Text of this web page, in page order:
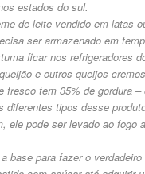
estados do sul.
de leite vendido em latas
ser armazenado em
ficar nos refrigeradores
e outros queijos
fresco tem 35% de gordura –
diferentes tipos desse
ele pode ser levado ao fogo
base para fazer o